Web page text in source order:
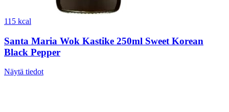
115 kcal
Santa Maria Wok Kastike 250ml Sweet Korean
Black Pepper
Näytä tiedot